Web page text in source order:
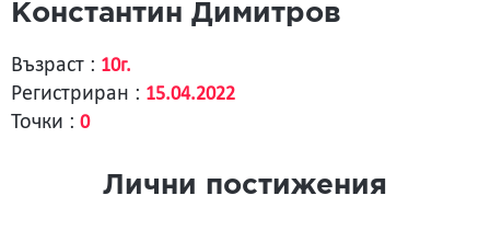
Константин Димитров
Възраст : 10г.
Регистриран : 15.04.2022
Точки : 0
Лични постижения